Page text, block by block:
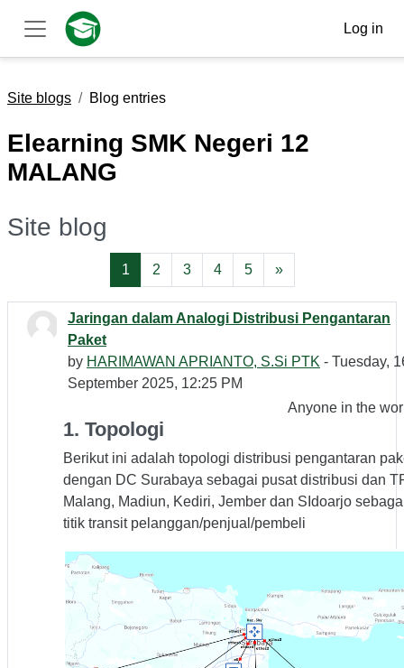
Skip to main content
Side panel
Log in
Site blogs Blog entries
Elearning SMK Negeri 12
MALANG
Site blog
1 Page 1
2Page 2
3Page 3
4Page 4
5Page 5
»Next page
Jaringan dalam Analogi Distribusi Pengantaran
Paket
by HARIMAWAN APRIANTO, S.Si PTK - Tuesday,
September 2025, 12:25 PM
Anyone in the
1. Topologi
Berikut ini adalah topologi distribusi pengantaran
dengan DC Surabaya sebagai pusat distribusi dan
Malang, Madiun, Kediri, Jember dan SIdoarjo
titik transit pelanggan/penjual/pembeli